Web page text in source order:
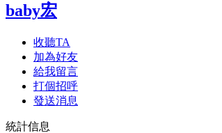
baby宏
收聽TA
加為好友
給我留言
打個招呼
發送消息
統計信息